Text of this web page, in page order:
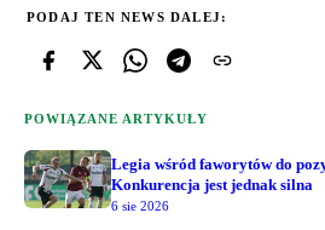
PODAJ TEN NEWS DALEJ:
POWIĄZANE ARTYKUŁY
Legia wśród faworytów do
Konkurencja jest jednak silna
6 sie 2026